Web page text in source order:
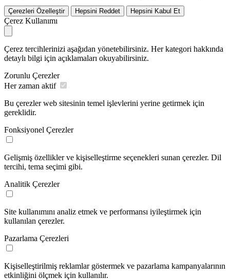
Çerezleri Özelleştir Hepsini Reddet Hepsini Kabul Et
Çerez Kullanımı
Çerez tercihlerinizi aşağıdan yönetebilirsiniz. Her kategori hakkında
detaylı bilgi için açıklamaları okuyabilirsiniz.
Zorunlu Çerezler
Her zaman aktif
Bu çerezler web sitesinin temel işlevlerini yerine getirmek için
gereklidir.
Fonksiyonel Çerezler
Gelişmiş özellikler ve kişiselleştirme seçenekleri sunan çerezler. Dil
tercihi, tema seçimi gibi.
Analitik Çerezler
Site kullanımını analiz etmek ve performansı iyileştirmek için
kullanılan çerezler.
Pazarlama Çerezleri
Kişiselleştirilmiş reklamlar göstermek ve pazarlama kampanyalarının
etkinliğini ölçmek için kullanılır.